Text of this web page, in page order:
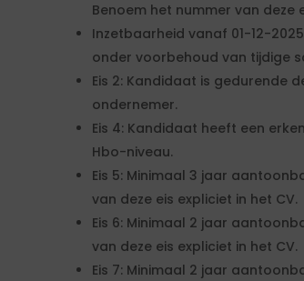
Benoem het nummer van deze
Inzetbaarheid vanaf 01-12-
onder voorbehoud van tijdige
Eis 2: Kandidaat is gedurende
ondernemer.
Eis 4: Kandidaat heeft een
Hbo-niveau.
Eis 5: Minimaal 3 jaar
van deze eis expliciet in het CV.
Eis 6: Minimaal 2 jaar
van deze eis expliciet in het CV.
Eis 7: Minimaal 2 jaar